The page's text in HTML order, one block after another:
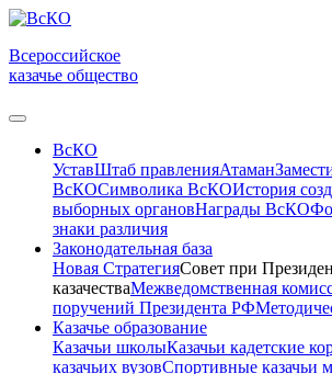
Всероссийское
казачье общество
ВсКО
УставШтаб правленияАтаман
ВсКОСимволика ВсКОИстория
выборных органовНаграды ВсКО
знаки различия
Законодательная база
Новая СтратегияСовет при
казачестваМежведомственная
поручений Президента РФ
Казачье образование
Казачьи школыКазачьи кадетские
казачьих вузовСпортивные казачьи